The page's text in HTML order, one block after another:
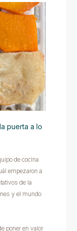
puerta a lo
de cocina
empezaron a
de la
y el mundo
poner en valor